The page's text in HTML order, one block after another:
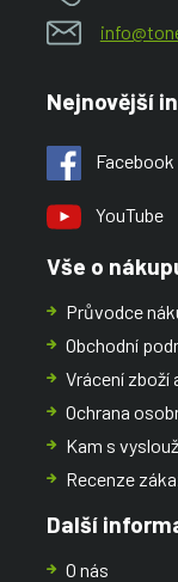
Nejnovější
Facebook
YouTube
Vše o
Průvodce
Obchodní
Vrácení zboží
Ochrana
Kam s
Recenze
Další
O nás